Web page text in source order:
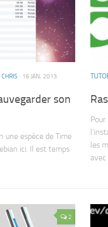
CHRIS · 16 JAN, 2013
son
une espèce de Time
ici. Il est temps
les
avec
2